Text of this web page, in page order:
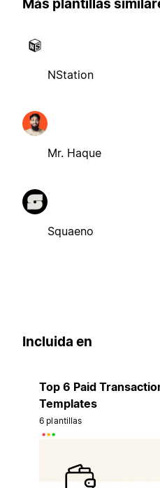
Más plantillas
NStation
Mr. Haque
Squaeno
Incluida en
Top 6 Paid
Templates
6 plantillas